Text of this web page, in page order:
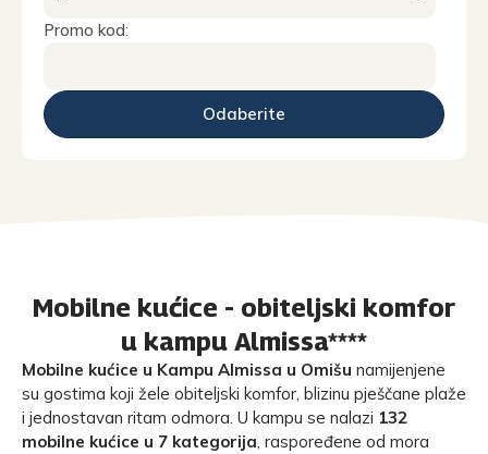
Promo kod:
Mobilne kućice - obiteljski komfor
u kampu Almissa****
Mobilne kućice u Kampu Almissa u Omišu namijenjene
su gostima koji žele obiteljski komfor, blizinu pješčane plaže
i jednostavan ritam odmora. U kampu se nalazi 132
mobilne kućice u 7 kategorija, raspoređene od mora